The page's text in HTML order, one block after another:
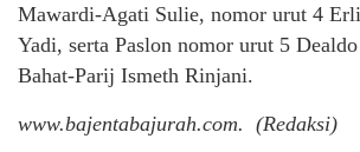
Mawardi-Agati Sulie, nomor urut 4
Yadi, serta Paslon nomor urut 5
Bahat-Parij Ismeth Rinjani.
www.bajentabajurah.com. (Redaksi)